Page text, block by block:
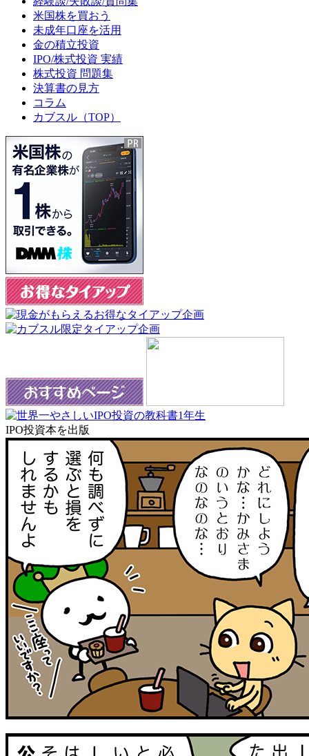
米国株を買おう
未成年口座を活用
金の積立投資
IPO/株式投資 実績
株式投資 問題集
決算書の見方
コラム
カブスル（TOP）
IPO投資本を出版